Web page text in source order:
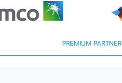
PREMIUM PARTNER